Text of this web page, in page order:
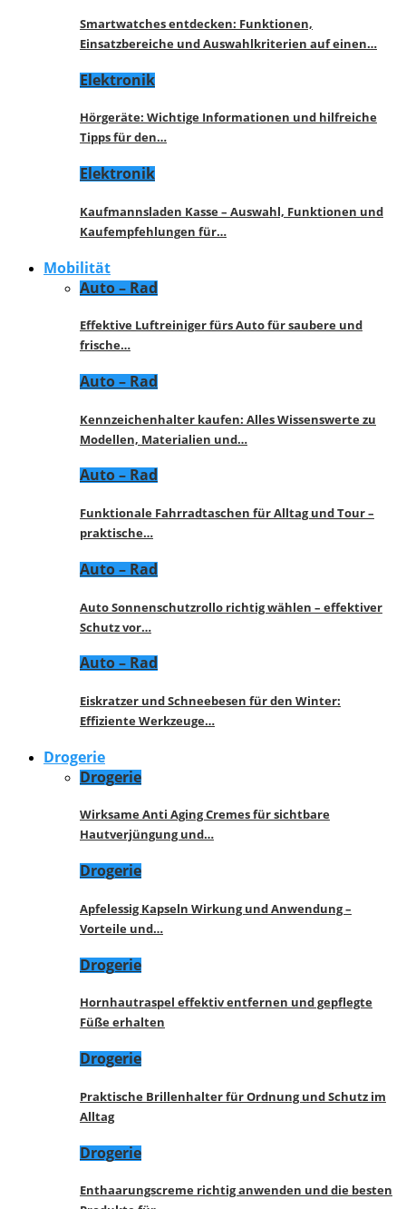
Smartwatches entdecken: Funktionen,
Einsatzbereiche und Auswahlkriterien auf einen…
Elektronik
Hörgeräte: Wichtige Informationen und hilfreiche
Tipps für den…
Elektronik
Kaufmannsladen Kasse – Auswahl, Funktionen und
Kaufempfehlungen für…
Mobilität
Auto – Rad
Effektive Luftreiniger fürs Auto für saubere und
frische…
Auto – Rad
Kennzeichenhalter kaufen: Alles Wissenswerte zu
Modellen, Materialien und…
Auto – Rad
Funktionale Fahrradtaschen für Alltag und Tour –
praktische…
Auto – Rad
Auto Sonnenschutzrollo richtig wählen – effektiver
Schutz vor…
Auto – Rad
Eiskratzer und Schneebesen für den Winter:
Effiziente Werkzeuge…
Drogerie
Drogerie
Wirksame Anti Aging Cremes für sichtbare
Hautverjüngung und…
Drogerie
Apfelessig Kapseln Wirkung und Anwendung –
Vorteile und…
Drogerie
Hornhautraspel effektiv entfernen und gepflegte
Füße erhalten
Drogerie
Praktische Brillenhalter für Ordnung und Schutz im
Alltag
Drogerie
Enthaarungscreme richtig anwenden und die besten